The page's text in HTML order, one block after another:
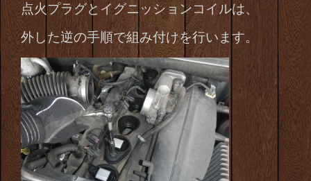
点火プラグとイグニッションコイルは、
外した逆の手順で組み付けを行います。